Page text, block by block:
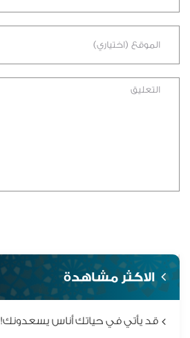
الاكثر مشاهدة
قد يأتي في حياتك أناس يسعدونك!